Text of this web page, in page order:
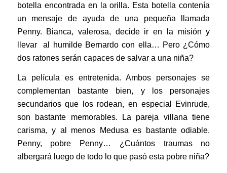
botella encontrada en la orilla. Esta botella contenía
un mensaje de ayuda de una pequeña llamada
Penny. Bianca, valerosa, decide ir en la misión y
llevar al humilde Bernardo con ella… Pero ¿Cómo
dos ratones serán capaces de salvar a una niña?
La película es entretenida. Ambos personajes se
complementan bastante bien, y los personajes
secundarios que los rodean, en especial Evinrude,
son bastante memorables. La pareja villana tiene
carisma, y al menos Medusa es bastante odiable.
Penny, pobre Penny… ¿Cuántos traumas no
albergará luego de todo lo que pasó esta pobre niña?